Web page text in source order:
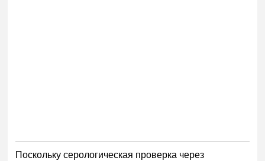
Поскольку серологическая проверка через